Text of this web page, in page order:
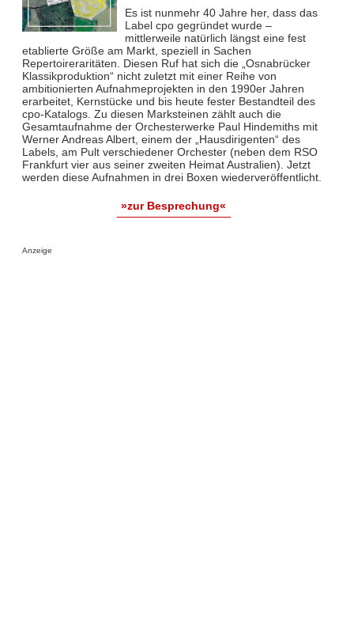
Es ist nunmehr 40 Jahre her, dass das
Label cpo gegründet wurde –
mittlerweile natürlich längst eine fest
etablierte Größe am Markt, speziell in Sachen
Repertoireraritäten. Diesen Ruf hat sich die „Osnabrücker
Klassikproduktion“ nicht zuletzt mit einer Reihe von
ambitionierten Aufnahmeprojekten in den 1990er Jahren
erarbeitet, Kernstücke und bis heute fester Bestandteil des
cpo-Katalogs. Zu diesen Marksteinen zählt auch die
Gesamtaufnahme der Orchesterwerke Paul Hindemiths mit
Werner Andreas Albert, einem der „Hausdirigenten“ des
Labels, am Pult verschiedener Orchester (neben dem RSO
Frankfurt vier aus seiner zweiten Heimat Australien). Jetzt
werden diese Aufnahmen in drei Boxen wiederveröffentlicht.
»zur Besprechung«
Anzeige